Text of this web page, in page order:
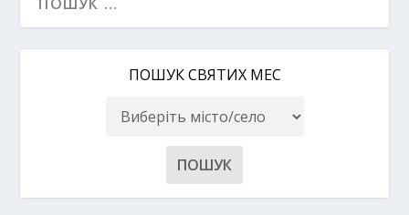
ПОШУК СВЯТИХ МЕС